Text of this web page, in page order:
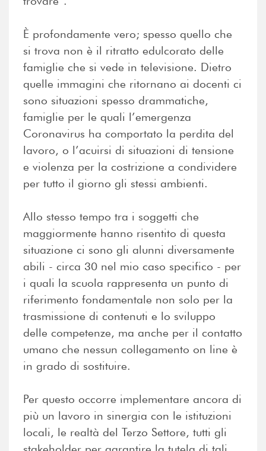
È profondamente vero; spesso quello che
si trova non è il ritratto edulcorato delle
famiglie che si vede in televisione. Dietro
quelle immagini che ritornano ai docenti ci
sono situazioni spesso drammatiche,
famiglie per le quali l’emergenza
Coronavirus ha comportato la perdita del
lavoro, o l’acuirsi di situazioni di tensione
e violenza per la costrizione a condividere
per tutto il giorno gli stessi ambienti.
Allo stesso tempo tra i soggetti che
maggiormente hanno risentito di questa
situazione ci sono gli alunni diversamente
abili - circa 30 nel mio caso specifico - per
i quali la scuola rappresenta un punto di
riferimento fondamentale non solo per la
trasmissione di contenuti e lo sviluppo
delle competenze, ma anche per il contatto
umano che nessun collegamento on line è
in grado di sostituire.
Per questo occorre implementare ancora di
più un lavoro in sinergia con le istituzioni
locali, le realtà del Terzo Settore, tutti gli